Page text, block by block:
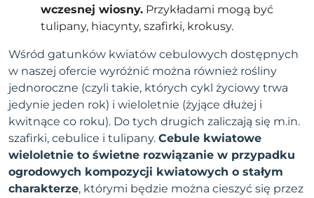
wczesnej wiosny. Przykładami mogą być
tulipany, hiacynty, szafirki, krokusy.
Wśród gatunków kwiatów cebulowych dostępnych
w naszej ofercie wyróżnić można również rośliny
jednoroczne (czyli takie, których cykl życiowy trwa
jedynie jeden rok) i wieloletnie (żyjące dłużej i
kwitnące co roku). Do tych drugich zaliczają się m.in.
szafirki, cebulice i tulipany. Cebule kwiatowe
wieloletnie to świetne rozwiązanie w przypadku
ogrodowych kompozycji kwiatowych o stałym
charakterze, którymi będzie można cieszyć się przez